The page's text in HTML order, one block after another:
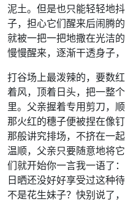
泥土。但是也只能轻轻地
子，担心它们醒来后闹腾
就被一把一把地撒在光洁
慢慢醒来，逐渐干透身子
打谷场上最泼辣的，要数
着风，顶着日头，把一整
里。父亲握着专用剪刀，
那火红的穗子便被捏在像
那般讲究排场，不挤在一
温顺，父亲只要随意地将
们就开始你一言我一语了
日晒还没好好享受过这种
不是花生妹子？快别说了